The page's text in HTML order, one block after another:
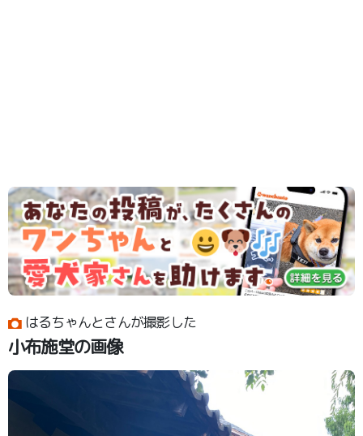
はるちゃんとさんが撮影した
小布施堂の画像